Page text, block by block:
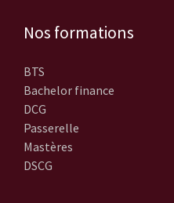
Nos formations
BTS
Bachelor finance
DCG
Passerelle
Mastères
DSCG